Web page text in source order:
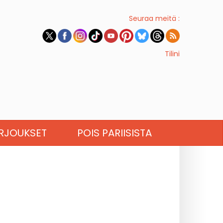
Seuraa meitä :
Tilini
POIS PARIISISTA